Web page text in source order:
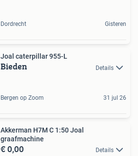
Dordrecht Gisteren
Joal caterpillar 955-L
Bieden Details
Bergen op Zoom 31 jul 26
Akkerman H7M C 1:50 Joal
graafmachine
€ 0,00 Details